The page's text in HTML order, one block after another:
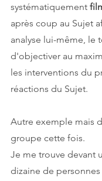
systématiquement
après coup au Sujet
analyse lui-même, le
d'objectiver au
les interventions du
réactions du Sujet.
Autre exemple mais
groupe cette fois.
Je me trouve devant
dizaine de